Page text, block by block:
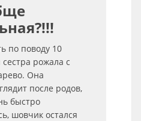
по поводу 10
сестра рожала с
Она
после родов,
быстро
шовчик остался